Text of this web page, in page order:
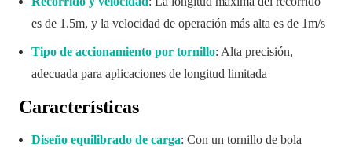
es de 1.5m, y la velocidad de operación más alta es de 1m/s
Tipo de accionamiento por tornillo: Alta precisión,
adecuada para aplicaciones de longitud limitada
Características
Diseño equilibrado de carga: Con un tornillo de bola